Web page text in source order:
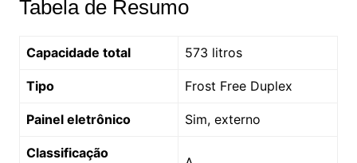
Tabela de Resumo
Capacidade total 573 litros
Tipo Frost Free Duplex
Painel eletrônico Sim, externo
Classificação